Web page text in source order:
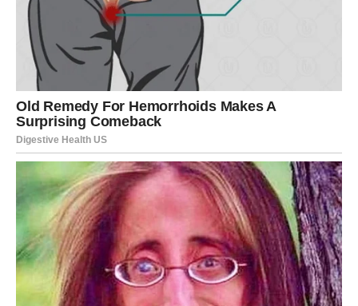
ULOGU U VAŠOJ SREĆI
U narednom periodu u vaš život ulazi osoba koja bi mogla
imati veoma značajan uticaj na vašu budućnost.
To može biti poslovni saradnik, prijatelj ili neko koga ćete
upoznati sasvim slučajno.
Nemojte podcjenjivati nove kontakte.
Ponekad upravo jedna osoba otvara vrata uspjeha koja su
godinama bila zatvorena.
LJUBAV I NOVAC KONAČNO IDU